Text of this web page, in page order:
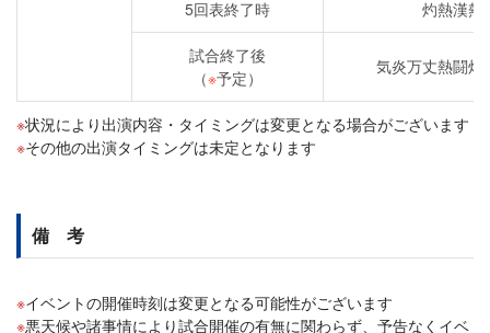
5回表終了時 灼熱漢熱
試合終了後
（※予定）
気炎万丈熱闘灼
状況により出演内容・タイミングは変更となる場合がございます
その他の出演タイミングは未定となります
備 考
イベントの開催時刻は変更となる可能性がございます
悪天候や諸事情により試合開催の有無に関わらず、予告なくイベ